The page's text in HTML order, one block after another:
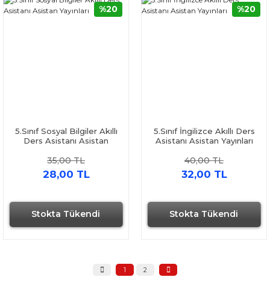
Stokta Tükendi
5.Sınıf Sosyal Bilgiler Akıllı
Ders Asistanı Asistan
35,00 TL
28,00 TL
%20
Stokta Tükendi
5.Sınıf İngilizce Akıllı Ders
Asistanı Asistan Yayınları
40,00 TL
32,00 TL
%20
1 2